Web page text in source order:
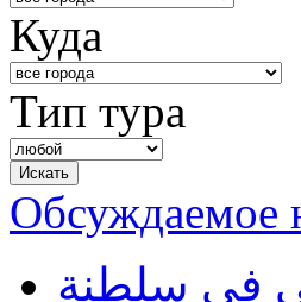
Куда
Тип тура
Обсуждаемое
في سلطنة